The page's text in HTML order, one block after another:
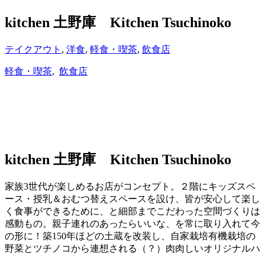
kitchen 土野庫 Kitchen Tsuchinoko
テイクアウト , 洋食, 軽食・喫茶, 飲食店
軽食・喫茶, 飲食店
kitchen 土野庫 Kitchen Tsuchinoko
家族3世代が楽しめるお店がコンセプト。２階にキッズスペ
ース・授乳＆おむつ替えスペースを設け、皆が安心して楽し
く食事ができるために、と細部までこだわった空間づくりは
感動もの。親子連れのあったらいいな、を常に取り入れて今
の形に！築150年ほどの土蔵を改装し、自家栽培有機栽培の
野菜とツチノコから連想される（？）肉肉しいオリジナルハ